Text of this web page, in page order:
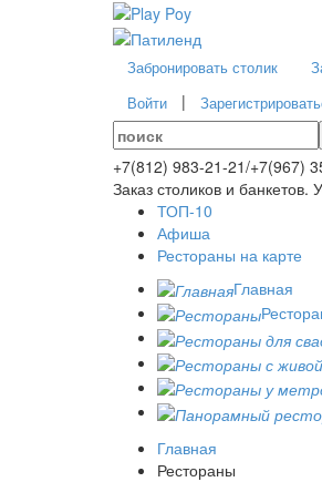
Забронировать столик
Войти
|
+7(812) 983-21-21/+7(967)
Заказ столиков и банкетов.
ТОП-10
Афиша
Рестораны на карте
Главная
Главная
Рестораны